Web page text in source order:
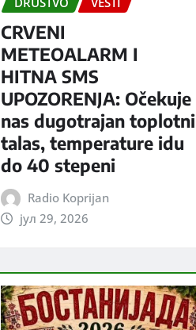
CRVENI
METEOALARM I
HITNA SMS
UPOZORENJA: Očekuje
nas dugotrajan toplotni
talas, temperature idu
do 40 stepeni
Radio Koprijan
јул 29, 2026